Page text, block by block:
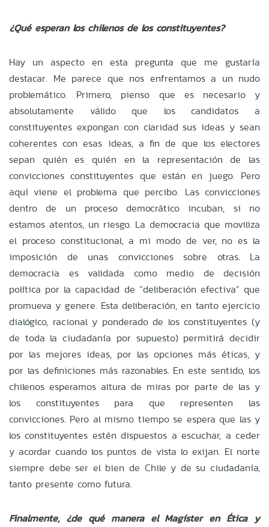
¿Qué esperan los chilenos de los constituyentes?
Hay un aspecto en esta pregunta que me gustaría
destacar. Me parece que nos enfrentamos a un nudo
problemático. Primero, pienso que es necesario y
absolutamente válido que los candidatos a
constituyentes expongan con claridad sus ideas y sean
coherentes con esas ideas, a fin de que los electores
sepan quién es quién en la representación de las
convicciones constituyentes que están en juego. Pero
aquí viene el problema que percibo. Las convicciones
dentro de un proceso democrático incuban, si no
estamos atentos, un riesgo. La democracia que moviliza
el proceso constitucional, a mi modo de ver, no es la
imposición de unas convicciones sobre otras. La
democracia es validada como medio de decisión
política por la capacidad de “deliberación efectiva” que
promueva y genere. Esta deliberación, en tanto ejercicio
dialógico, racional y ponderado de los constituyentes (y
de toda la ciudadanía por supuesto) permitirá decidir
por las mejores ideas, por las opciones más éticas, y
por las definiciones más razonables. En este sentido, los
chilenos esperamos altura de miras por parte de las y
los constituyentes para que representen las
convicciones. Pero al mismo tiempo se espera que las y
los constituyentes estén dispuestos a escuchar, a ceder
y acordar cuando los puntos de vista lo exijan. El norte
siempre debe ser el bien de Chile y de su ciudadanía,
tanto presente como futura.
Finalmente, ¿de qué manera el Magíster en Ética y